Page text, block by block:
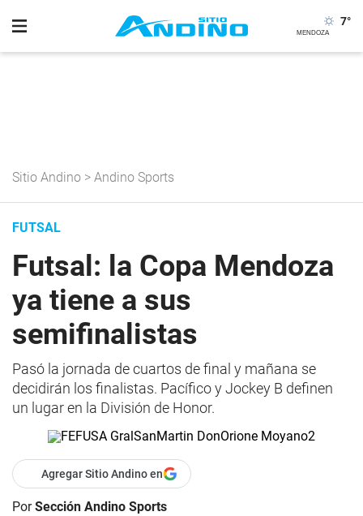
7°
Sitio Andino > Andino Sports
FUTSAL
Futsal: la Copa Mendoza
ya tiene a sus
semifinalistas
Pasó la jornada de cuartos de final y mañana se
decidirán los finalistas. Pacífico y Jockey B definen
un lugar en la División de Honor.
Agregar Sitio Andino en
PorSección Andino Sports